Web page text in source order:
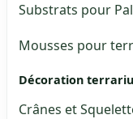
Substrats pour
Mousses pour
Décoration
Crânes et